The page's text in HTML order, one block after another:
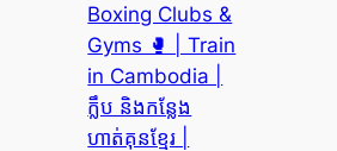
Boxing Clubs &
Gyms 🥊 | Train
in Cambodia |
ក្លឹប និងកន្លែង
ហាត់គុនខ្មែរ |